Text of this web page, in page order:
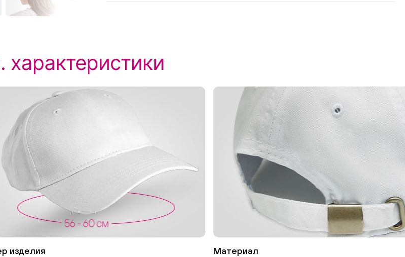
характеристики
изделия Материал